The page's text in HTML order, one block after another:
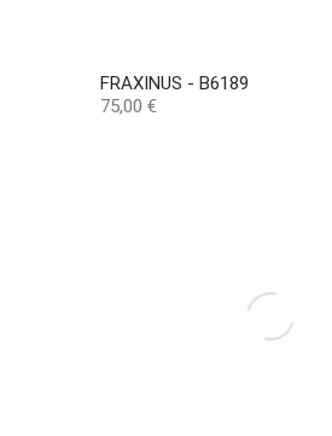
FRAXINUS - B6189
Preço
75,00 €